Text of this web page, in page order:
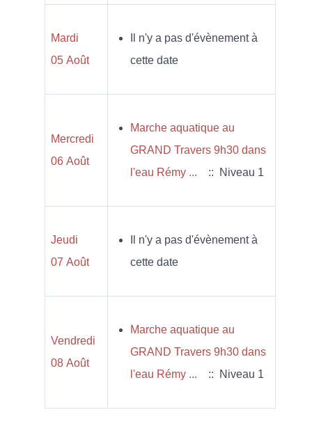
Mardi
05 Août
Il n'y a pas d'évènement à
cette date
Mercredi
06 Août
Marche aquatique au
GRAND Travers 9h30 dans
l'eau Rémy ...
:: Niveau 1
Jeudi
07 Août
Il n'y a pas d'évènement à
cette date
Vendredi
08 Août
Marche aquatique au
GRAND Travers 9h30 dans
l'eau Rémy ...
:: Niveau 1